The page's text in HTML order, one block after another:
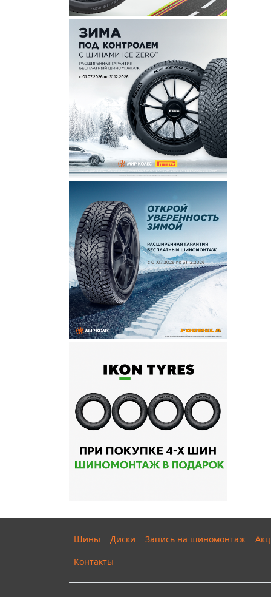
Шины Диски Запись на шиномонтаж
Контакты